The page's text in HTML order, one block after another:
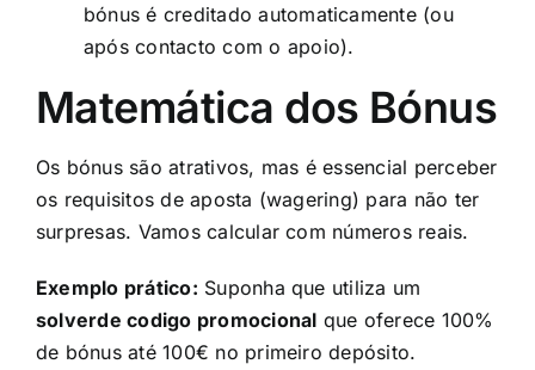
bónus é creditado automaticamente (ou
após contacto com o apoio).
Matemática dos Bónus
Os bónus são atrativos, mas é essencial perceber
os requisitos de aposta (wagering) para não ter
surpresas. Vamos calcular com números reais.
Exemplo prático: Suponha que utiliza um
solverde codigo promocional que oferece 100%
de bónus até 100€ no primeiro depósito.